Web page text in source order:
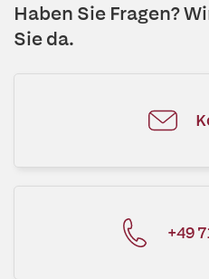
Haben Sie Fragen?
Sie da.
+49